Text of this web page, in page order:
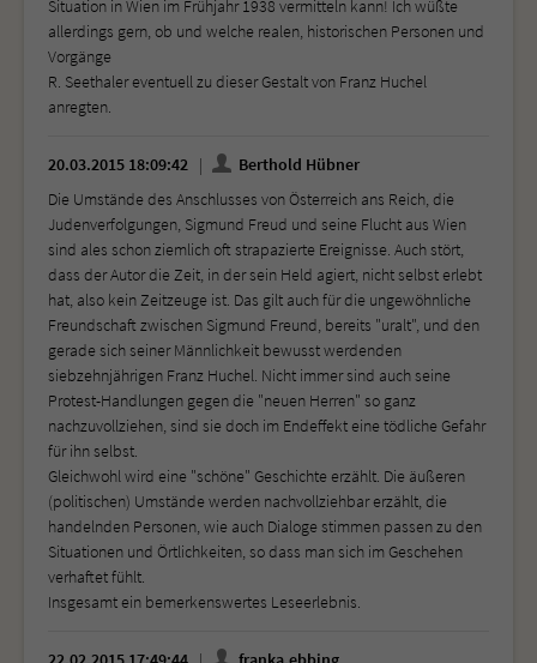
Situation in Wien im Frühjahr 1938 vermitteln kann! Ich wüßte
allerdings gern, ob und welche realen, historischen Personen und
Vorgänge
R. Seethaler eventuell zu dieser Gestalt von Franz Huchel
anregten.
20.03.2015 18:09:42
Berthold Hübner
Die Umstände des Anschlusses von Österreich ans Reich, die
Judenverfolgungen, Sigmund Freud und seine Flucht aus Wien
sind ales schon ziemlich oft strapazierte Ereignisse. Auch stört,
dass der Autor die Zeit, in der sein Held agiert, nicht selbst erlebt
hat, also kein Zeitzeuge ist. Das gilt auch für die ungewöhnliche
Freundschaft zwischen Sigmund Freund, bereits "uralt", und den
gerade sich seiner Männlichkeit bewusst werdenden
siebzehnjährigen Franz Huchel. Nicht immer sind auch seine
Protest-Handlungen gegen die "neuen Herren" so ganz
nachzuvollziehen, sind sie doch im Endeffekt eine tödliche Gefahr
für ihn selbst.
Gleichwohl wird eine "schöne" Geschichte erzählt. Die äußeren
(politischen) Umstände werden nachvollziehbar erzählt, die
handelnden Personen, wie auch Dialoge stimmen passen zu den
Situationen und Örtlichkeiten, so dass man sich im Geschehen
verhaftet fühlt.
Insgesamt ein bemerkenswertes Leseerlebnis.